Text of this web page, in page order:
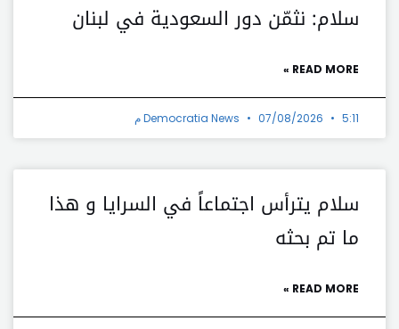
سلام: نثمّن دور السعودية في لبنان
READ MORE »
Democratia News 07/08/2026 5:11 م
سلام يترأس اجتماعاً في السرايا و هذا
ما تم بحثه
READ MORE »